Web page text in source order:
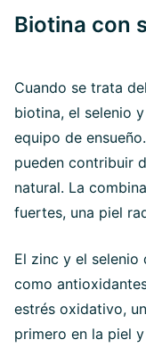
Biotina con
Cuando se trata
biotina, el selenio
equipo de
pueden contribuir
natural. La
fuertes, una piel
El zinc y el selenio
como
estrés oxidativo,
primero en la piel